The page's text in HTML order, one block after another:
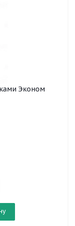
Эконом